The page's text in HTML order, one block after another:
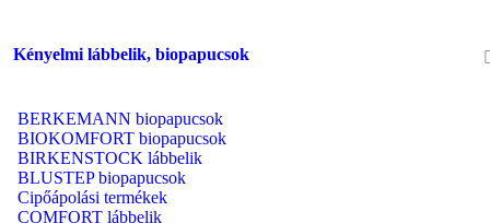
Kényelmi lábbelik, biopapucsok
BERKEMANN biopapucsok
BIOKOMFORT biopapucsok
BIRKENSTOCK lábbelik
BLUSTEP biopapucsok
Cipőápolási termékek
COMFORT lábbelik